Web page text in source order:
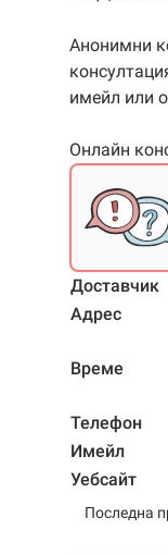
Анонимни
имейл или
Онлайн
Доставчик
Адрес
Време
Телефон
Имейл
Уебсайт
Последна